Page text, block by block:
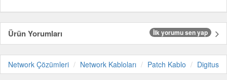
Ürün Yorumları İlk yorumu sen yap
Network Çözümleri Network Kabloları Patch Kablo Digitus